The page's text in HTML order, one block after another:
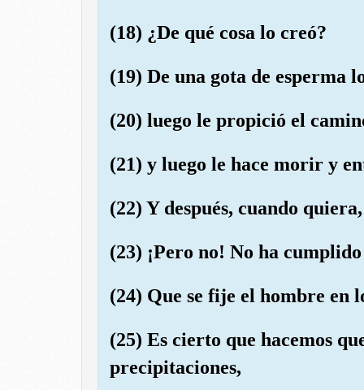
(18) ¿De qué cosa lo creó?
(19) De una gota de esperma
(20) luego le propició el
(21) y luego le hace morir y
(22) Y después, cuando
(23) ¡Pero no! No ha
(24) Que se fije el hombre en
(25) Es cierto que hacemos
precipitaciones,